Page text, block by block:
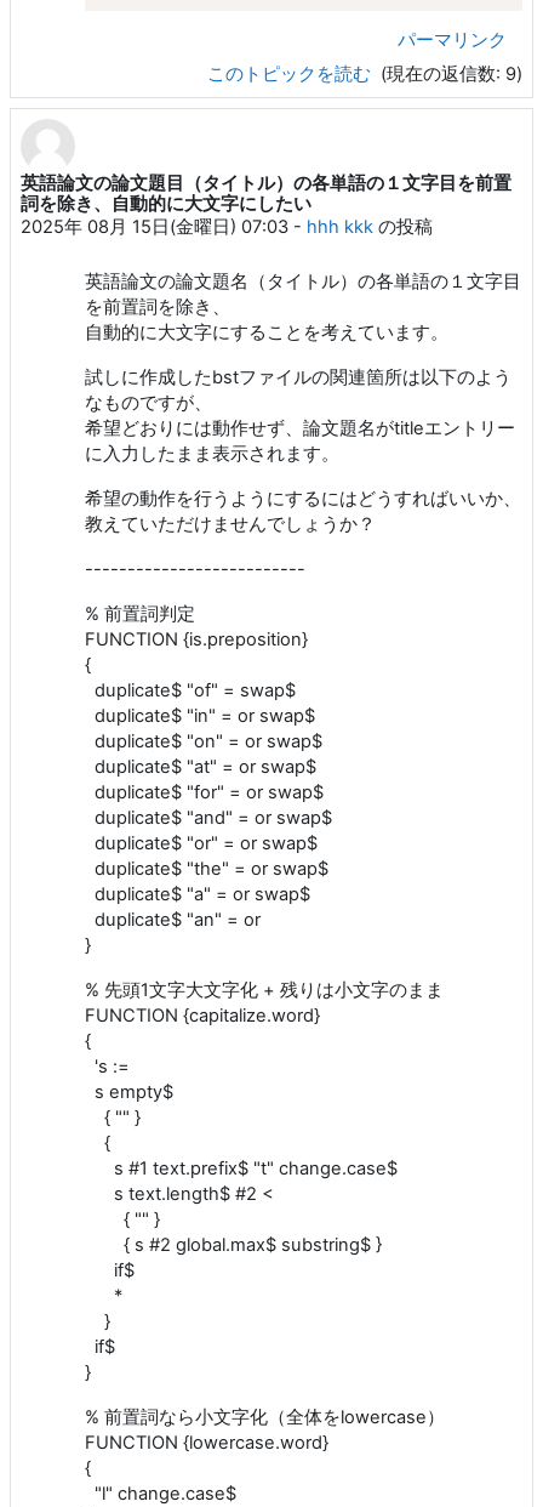
パーマリンク
このトピックを読む (現在の返信数: 9)
英語論文の論文題目（タイトル）の各単語の１文字目を前置
詞を除き、自動的に大文字にしたい
2025年 08月 15日(金曜日) 07:03 - hhh kkk の投稿
英語論文の論文題名（タイトル）の各単語の１文字目
を前置詞を除き、
自動的に大文字にすることを考えています。
試しに作成したbstファイルの関連箇所は以下のよう
なものですが、
希望どおりには動作せず、論文題名がtitleエントリー
に入力したまま表示されます。
希望の動作を行うようにするにはどうすればいいか、
教えていただけませんでしょうか？
--------------------------
% 前置詞判定
FUNCTION {is.preposition}
{
duplicate$ "of" = swap$
duplicate$ "in" = or swap$
duplicate$ "on" = or swap$
duplicate$ "at" = or swap$
duplicate$ "for" = or swap$
duplicate$ "and" = or swap$
duplicate$ "or" = or swap$
duplicate$ "the" = or swap$
duplicate$ "a" = or swap$
duplicate$ "an" = or
}
% 先頭1文字大文字化 + 残りは小文字のまま
FUNCTION {capitalize.word}
{
's :=
s empty$
{ "" }
{
s #1 text.prefix$ "t" change.case$
s text.length$ #2 <
{ "" }
{ s #2 global.max$ substring$ }
if$
*
}
if$
}
% 前置詞なら小文字化（全体をlowercase）
FUNCTION {lowercase.word}
{
"l" change.case$